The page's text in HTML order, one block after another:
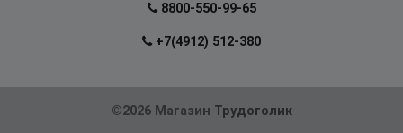
8800-550-99-65
+7(4912) 512-380
©2026 Магазин Трудоголик